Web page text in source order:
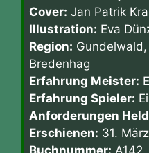
Cover: Jan Patrik
Illustration: Eva
Region:
Bredenhag
Erfahrung Meister:
Erfahrung Spieler:
Anforderungen
Erschienen: 31.